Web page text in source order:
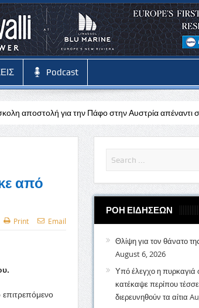
Podcast
την Πάφο στην Αυστρία απέναντι στη
από
Print Email
ΡΟΗ ΕΙΔΗΣΕΩΝ
Θλίψη για τον θάνατο
August 6, 2026
Υπό έλεγχο η
κατέκαψε περίπου
διερευνηθούν τα αίτια